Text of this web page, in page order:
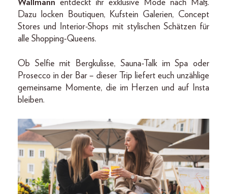
Wallmann entdeckt ihr exklusive Mode nach Maß.
Dazu locken Boutiquen, Kufstein Galerien, Concept
Stores und Interior-Shops mit stylischen Schätzen für
alle Shopping-Queens.
Ob Selfie mit Bergkulisse, Sauna-Talk im Spa oder
Prosecco in der Bar – dieser Trip liefert euch unzählige
gemeinsame Momente, die im Herzen und auf Insta
bleiben.